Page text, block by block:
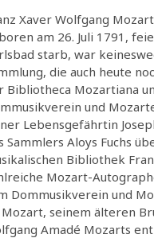
Xaver Wolfgang
am 26. Juli 1791,
starb, war
die auch heute
Bibliotheca Mozartiana
und
Lebensgefährtin
Sammlers Aloys Fuchs
Bibliothek
Mozart-
Dommusikverein und
Mozart, seinem älteren
Amadé Mozarts